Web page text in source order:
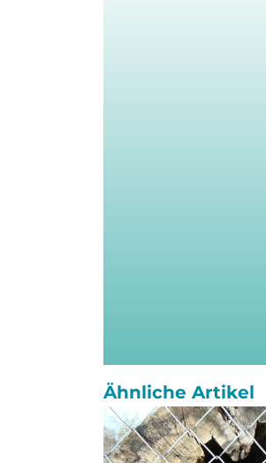
Ähnliche Artikel